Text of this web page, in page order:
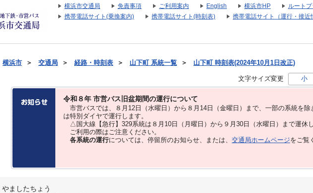
横浜市交通局 免責事項 ご利用案内 English 横浜市HP ルート
携帯電話サイト(乗換案内)
携帯電話サイト(時刻表) 携帯電話サイト（運行・接近
横浜市 ＞ 交通局 ＞ 経路・時刻表 ＞ 山下町 系統一覧 ＞ 山下町 時刻表(2024年10月1日改正)
文字サイズ変更 小
令和８年 市営バス旧盆期間の運行について
市営バスでは、８⽉12⽇（水曜日）から８⽉14⽇（金曜日）まで、⼀部の系統を除
は特別ダイヤで運⾏します。
△国大線【急行】329系統は８月10日（月曜日）から９月30日（水曜日）まで運休し
ご利用の際はご注意ください。
各系統の運行については、停留所のお知らせ、または、 交通局ホームページをご覧
やましたちょう